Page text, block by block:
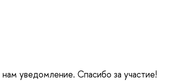
уведомление. Спасибо за участие!